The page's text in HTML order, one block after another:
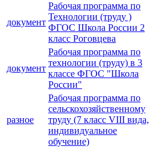
документ
Рабочая программа по
Технологии (труду )
ФГОС Школа России 2
класс Роговцева
документ
Рабочая программа по
технологии (труду) в 3
классе ФГОС "Школа
России"
разное
Рабочая программа по
сельскохозяйственному
труду (7 класс VIII вида,
индивидуальное
обучение)